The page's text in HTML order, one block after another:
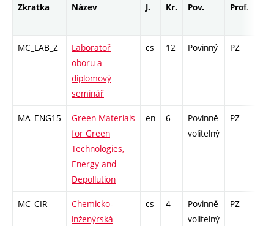
Zkratka Název J. Kr. Pov. Prof.
MC_LAB_Z
Laboratoř
oboru a
diplomový
seminář
cs 12 Povinný PZ
MA_ENG15
Green Materials
for Green
Technologies,
Energy and
Depollution
en 6
Povinně
volitelný
PZ
MC_CIR
Chemicko-
inženýrská
cs 4
Povinně
volitelný
PZ